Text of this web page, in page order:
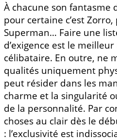
À chacune son fantasme
pour certaine c’est Zorro,
Superman… Faire une
d’exigence est le
célibataire. En outre, ne
qualités uniquement
peut résider dans les
charme et la singularité
de la personnalité. Par
choses au clair dès le
: l’exclusivité est